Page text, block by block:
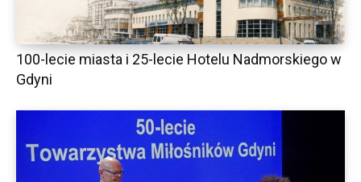
100-lecie miasta i 25-lecie Hotelu Nadmorskiego w
Gdyni